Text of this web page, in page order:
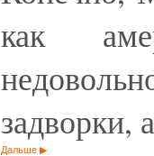
как
Дальше